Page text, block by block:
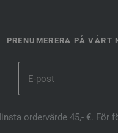
PRENUMERERA PÅ VÅRT
ordervärde 45,- €.